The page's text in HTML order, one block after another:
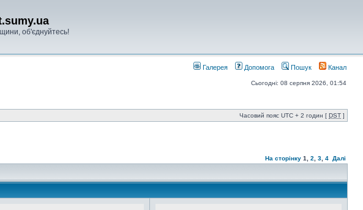
об'єднуйтесь!
Галерея Допомога Пошук Канал
Сьогодні: 08 серпня 2026, 01:54
Часовий пояс UTC + 2 годин [ DST ]
На сторінку 1 2 3 4 Далі